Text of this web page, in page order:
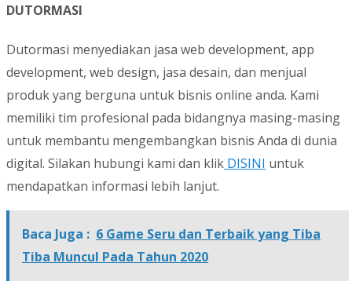
DUTORMASI
Dutormasi menyediakan jasa web development, app
development, web design, jasa desain, dan menjual
produk yang berguna untuk bisnis online anda. Kami
memiliki tim profesional pada bidangnya masing-masing
untuk membantu mengembangkan bisnis Anda di dunia
digital. Silakan hubungi kami dan klik DISINI untuk
mendapatkan informasi lebih lanjut.
Baca Juga : 6 Game Seru dan Terbaik yang Tiba
Tiba Muncul Pada Tahun 2020